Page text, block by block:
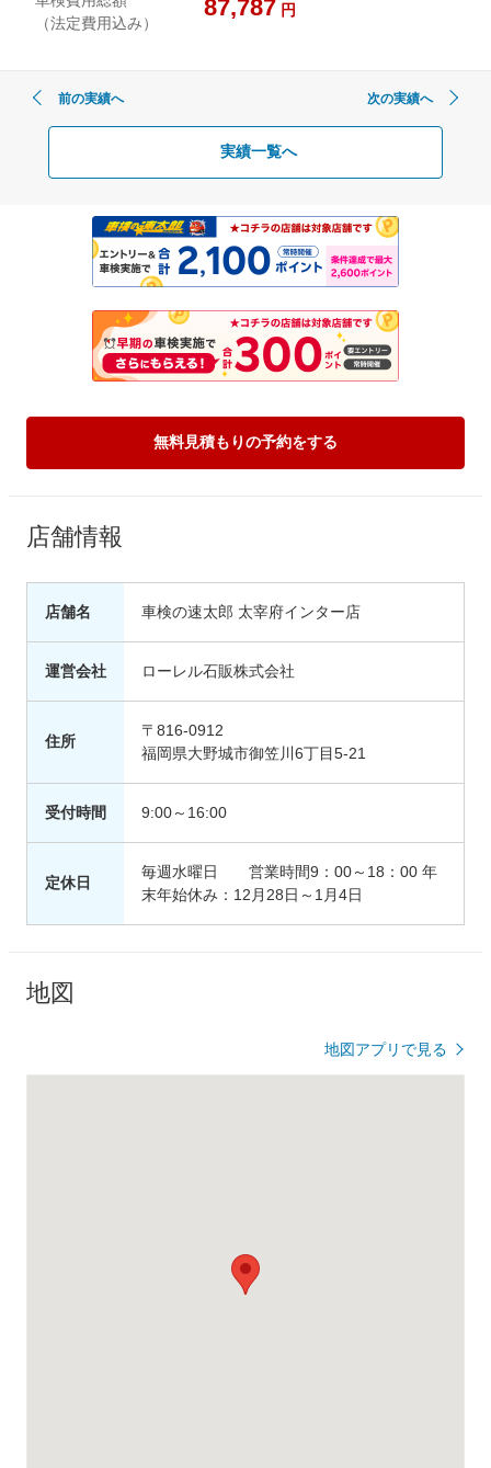
（法定費用込み）
87,787 円
前の実績へ 次の実績へ
実績一覧へ
無料見積もりの予約をする
店舗情報
店舗名 車検の速太郎 太宰府インター店
運営会社 ローレル石販株式会社
住所
〒816-0912
福岡県大野城市御笠川6丁目5-21
受付時間 9:00～16:00
定休日
毎週水曜日 営業時間9：00～18：00 年
末年始休み：12月28日～1月4日
地図
地図アプリで見る